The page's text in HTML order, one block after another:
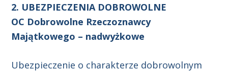
2. UBEZPIECZENIA DOBROWOLNE
OC Dobrowolne Rzeczoznawcy
Majątkowego – nadwyżkowe
Ubezpieczenie o charakterze dobrowolnym